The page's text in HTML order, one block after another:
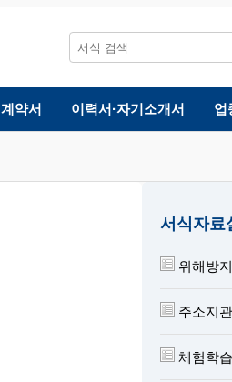
계약서 이력서·자기소개서 업
서식자료
위해방
주소지
체험학